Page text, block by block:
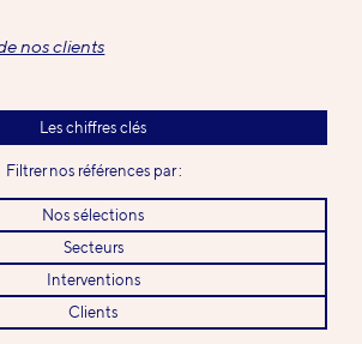
nos clients
Les chiffres clés
Filtrer nos références par :
Nos sélections
Secteurs
Interventions
Clients